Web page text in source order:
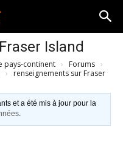
Island
pays-continent › Forums ›
›
renseignements sur Fraser
et a été mis à jour pour la
.